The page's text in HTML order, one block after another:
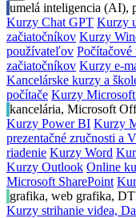
umelá inteligencia (AI),
Kurzy Chat GPT Kurzy
začiatočníkov Kurzy
používateľov Počítačové
začiatočníkov Kurzy e-
Kancelárske kurzy a
počítače Kurzy
kancelária, Microsoft
Kurzy Power BI Kurzy
prezentačné zručnosti a
riadenie Kurzy Word
Kurzy Outlook Online
Microsoft SharePoint
grafika, web grafika,
Kurzy strihanie videa,